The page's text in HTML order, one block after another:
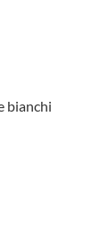
bianchi